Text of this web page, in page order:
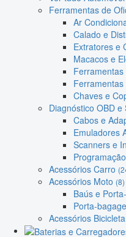
Ferramentas de
Ar
Calado e
Extratores e
Macacos e
Chaves e
Diagnóstico OBD e
Cabos e
Emuladores
Scanners e
Acessórios Carro
Acessórios Moto (8)
Baús e
Porta-
Acessórios Bicicleta